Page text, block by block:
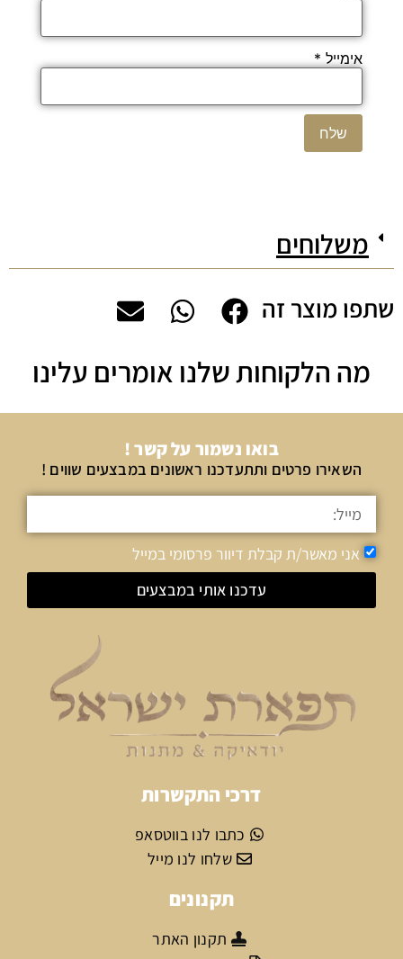
אימייל *
משלוחים
שתפו מוצר זה
מה הלקוחות שלנו אומרים עלינו
בואו נשמור על קשר !
השאירו פרטים ותתעדכנו ראשונים במבצעים שווים !
אני מאשר/ת קבלת דיוור פרסומי במייל
עדכנו אותי במבצעים
דרכי התקשרות
כתבו לנו בווטסאפ
שלחו לנו מייל
תקנונים
תקנון האתר